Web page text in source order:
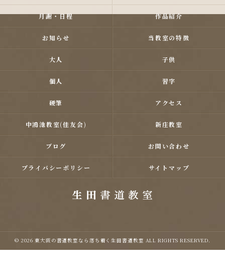
月謝・日程 作品紹介
お知らせ 当教室の特徴
大人 子供
個人 習字
硬筆 アクセス
中鴻池教室(佳友会) 新庄教室
ブログ お問い合わせ
プライバシーポリシー サイトマップ
© 2026 東大阪の書道教室なら落ち着く生田書道教室 ALL RIGHTS RESERVED.